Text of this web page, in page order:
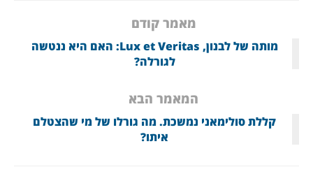
מאמר קודם
מותה של לבנון, Lux et Veritas: האם היא ננטשה
לגורלה?
המאמר הבא
קללת סולימאני נמשכת. מה גורלו של מי שהצטלם
איתו?